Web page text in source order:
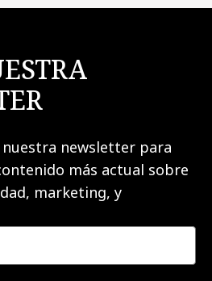
newsletter para
más actual sobre
marketing, y